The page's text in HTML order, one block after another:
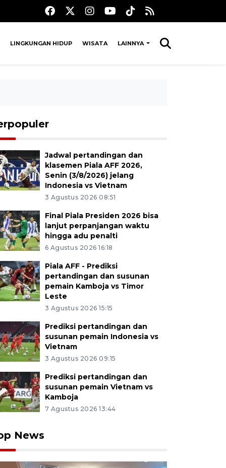
LINGKUNGAN HIDUP WISATA LAINNYA
Jadwal pertandingan dan
klasemen Piala AFF 2026,
Senin (3/8/2026) jelang
Indonesia vs Vietnam
3 Agustus 2026 08:51
Final Piala Presiden 2026 bisa
lanjut perpanjangan waktu
hingga adu penalti
6 Agustus 2026 16:18
Piala AFF - Prediksi
pertandingan dan susunan
pemain Kamboja vs Timor
Leste
3 Agustus 2026 15:15
Prediksi pertandingan dan
susunan pemain Indonesia vs
Vietnam
3 Agustus 2026 09:15
Prediksi pertandingan dan
susunan pemain Vietnam vs
Kamboja
7 Agustus 2026 13:44
News